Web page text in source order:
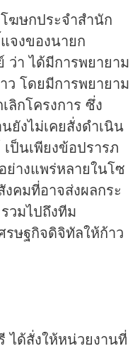
ฆษกประจำสำนัก
จงของนายก
ว่า ได้มีการพยายาม
ว โดยมีการพยายาม
ลิกโครงการ ซึ่ง
ยังไม่เคยสั่งดำเนิน
เป็นเพียงข้อปรารภ
างแพร่หลายในโซ
คมที่อาจส่งผลกระ
วมไปถึงทีม
รษฐกิจดิจิทัลให้ก้าว
ได้สั่งให้หน่วยงานที่